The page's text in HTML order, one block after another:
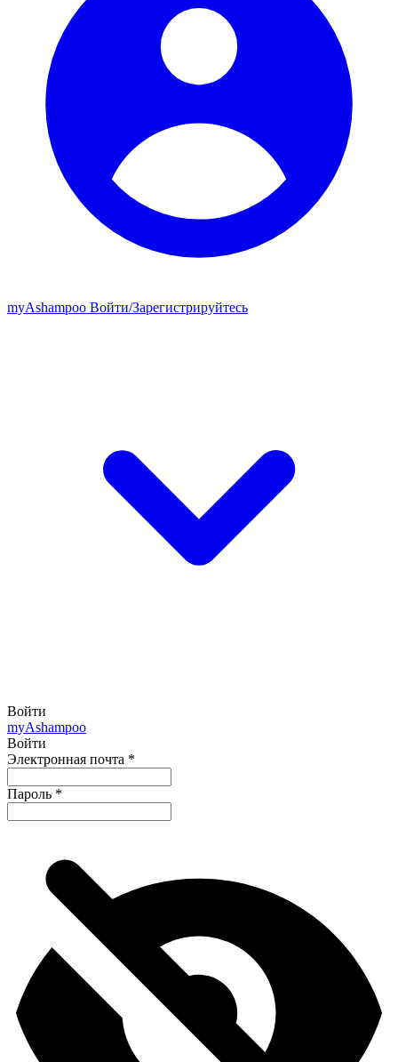
myAshampoo Войти/Зарегистрируйтесь
Войти
myAshampoo
Войти
Электронная почта *
Пароль *